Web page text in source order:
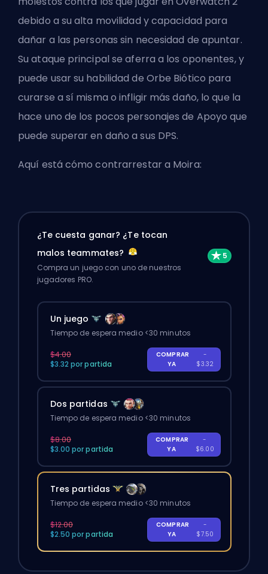
debido a su alta movilidad y capacidad para
dañar a las personas sin necesidad de apuntar.
Su ataque principal se aferra a los oponentes, y
puede usar su habilidad de Orbe Biótico para
curarse a sí misma o infligir más daño, lo que la
hace uno de los pocos personajes de Apoyo que
puede superar en daño a sus DPS.
Aquí está cómo contrarrestar a Moira:
¿Te cuesta ganar? ¿Te tocan
malos teammates?
Compra un juego con uno de nuestros
jugadores PRO.
Un juego
Tiempo de espera medio <30 minutos
$4.00
$3.32 por partida
COMPRAR
YA
-
$3.32
Dos partidas
Tiempo de espera medio <30 minutos
$8.00
$3.00 por partida
COMPRAR
YA
-
$6.00
Tres partidas
Tiempo de espera medio <30 minutos
$12.00
$2.50 por partida
COMPRAR
YA
-
$7.50